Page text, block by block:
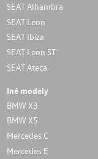
SEAT Alhambra
SEAT Leon
SEAT Ibiza
SEAT Leon ST
SEAT Ateca
Iné modely
BMW X3
BMW X5
Mercedes C
Mercedes E